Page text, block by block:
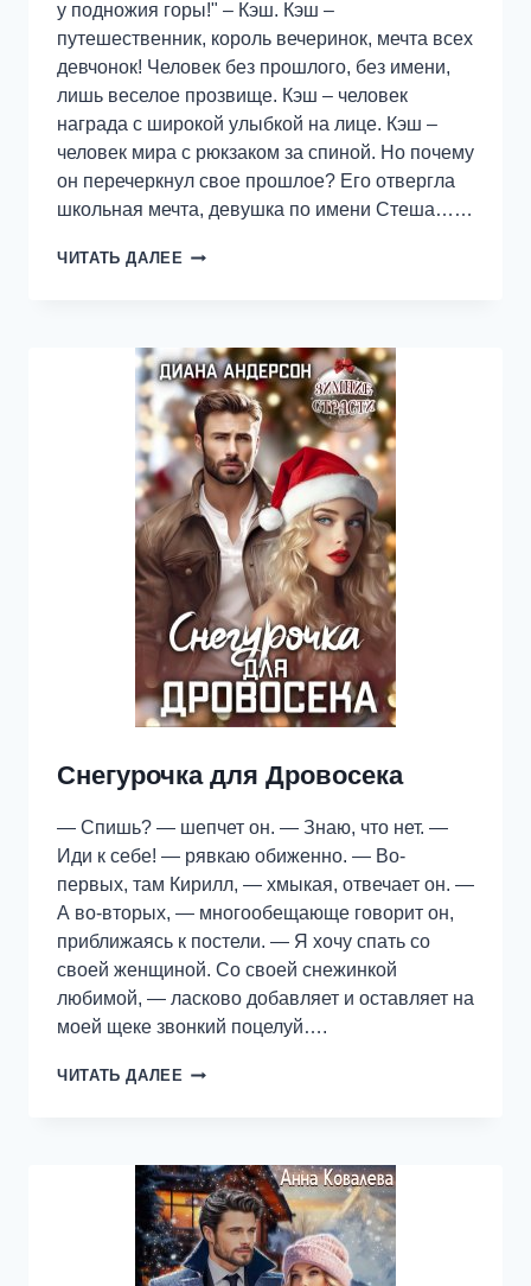
у подножия горы!" – Кэш. Кэш –
путешественник, король вечеринок, мечта всех
девчонок! Человек без прошлого, без имени,
лишь веселое прозвище. Кэш – человек
награда с широкой улыбкой на лице. Кэш –
человек мира с рюкзаком за спиной. Но почему
он перечеркнул свое прошлое? Его отвергла
школьная мечта, девушка по имени Стеша……
ЧИТАТЬ ДАЛЕЕ ТАМ,
Снегурочка для Дровосека
— Спишь? — шепчет он. — Знаю, что нет. —
Иди к себе! — рявкаю обиженно. — Во-
первых, там Кирилл, — хмыкая, отвечает он. —
А во-вторых, — многообещающе говорит он,
приближаясь к постели. — Я хочу спать со
своей женщиной. Со своей снежинкой
любимой, — ласково добавляет и оставляет на
моей щеке звонкий поцелуй….
ЧИТАТЬ ДАЛЕЕ СНЕГУРОЧКА